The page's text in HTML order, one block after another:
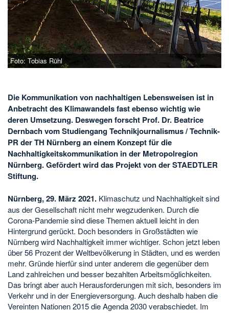
Foto: Tobias Rühl
Die Kommunikation von nachhaltigen Lebensweisen ist in
Anbetracht des Klimawandels fast ebenso wichtig wie
deren Umsetzung. Deswegen forscht Prof. Dr. Beatrice
Dernbach vom Studiengang Technikjournalismus / Technik-
PR der TH Nürnberg an einem Konzept für die
Nachhaltigkeitskommunikation in der Metropolregion
Nürnberg. Gefördert wird das Projekt von der STAEDTLER
Stiftung.
Nürnberg, 29. März 2021. Klimaschutz und Nachhaltigkeit sind
aus der Gesellschaft nicht mehr wegzudenken. Durch die
Corona-Pandemie sind diese Themen aktuell leicht in den
Hintergrund gerückt. Doch besonders in Großstädten wie
Nürnberg wird Nachhaltigkeit immer wichtiger. Schon jetzt leben
über 56 Prozent der Weltbevölkerung in Städten, und es werden
mehr. Gründe hierfür sind unter anderem die gegenüber dem
Land zahlreichen und besser bezahlten Arbeitsmöglichkeiten.
Das bringt aber auch Herausforderungen mit sich, besonders im
Verkehr und in der Energieversorgung. Auch deshalb haben die
Vereinten Nationen 2015 die Agenda 2030 verabschiedet. Im